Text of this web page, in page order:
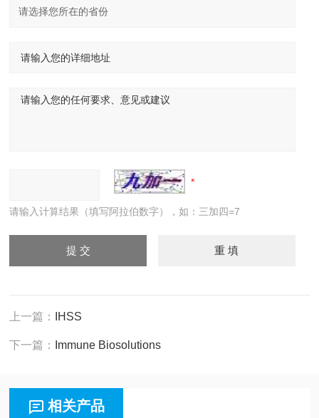
请输入计算结果（填写阿拉伯数字），如：三加四=7
上一篇： IHSS
下一篇： Immune Biosolutions
相关产品